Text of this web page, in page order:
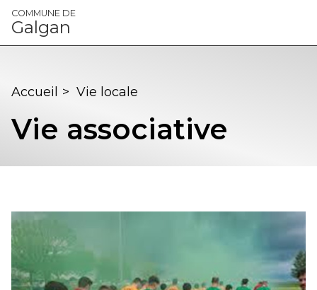
Panneau de gestion des cookies
COMMUNE DE
Galgan
Accueil > Vie locale
Vie associative